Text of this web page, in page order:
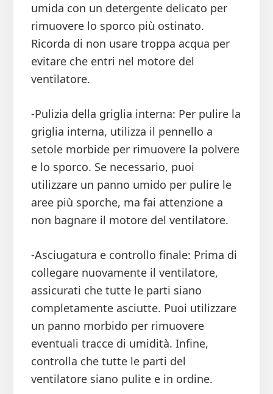
umida con un detergente delicato per
rimuovere lo sporco più ostinato.
Ricorda di non usare troppa acqua per
evitare che entri nel motore del
ventilatore.
-Pulizia della griglia interna: Per pulire la
griglia interna, utilizza il pennello a
setole morbide per rimuovere la polvere
e lo sporco. Se necessario, puoi
utilizzare un panno umido per pulire le
aree più sporche, ma fai attenzione a
non bagnare il motore del ventilatore.
-Asciugatura e controllo finale: Prima di
collegare nuovamente il ventilatore,
assicurati che tutte le parti siano
completamente asciutte. Puoi utilizzare
un panno morbido per rimuovere
eventuali tracce di umidità. Infine,
controlla che tutte le parti del
ventilatore siano pulite e in ordine.